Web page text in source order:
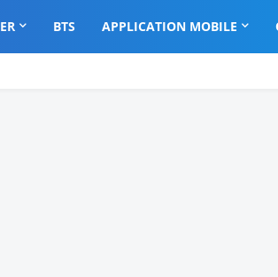
BTS APPLICATION MOBILE